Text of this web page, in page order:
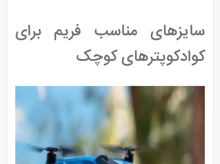
سایزهای مناسب فریم برای
کوادکوپترهای کوچک